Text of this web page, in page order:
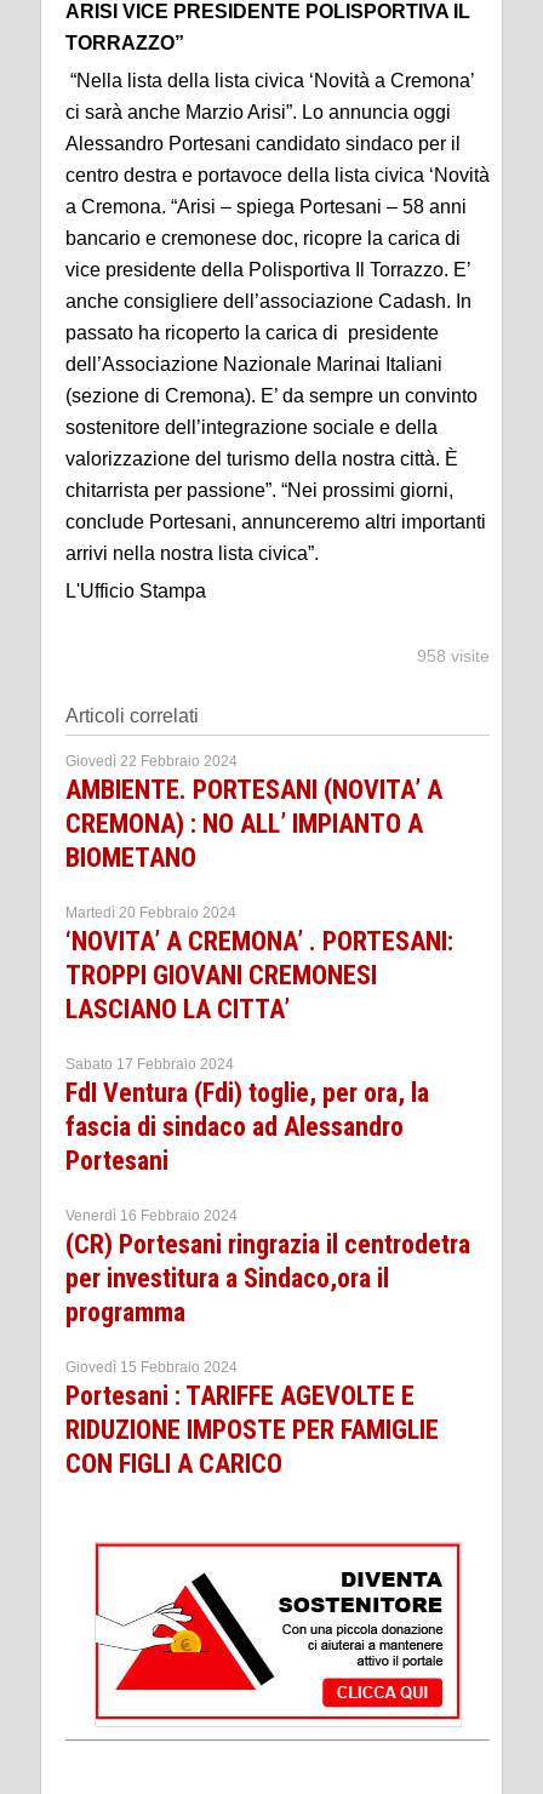
ARISI VICE PRESIDENTE POLISPORTIVA IL
TORRAZZO”
“Nella lista della lista civica ‘Novità a Cremona’
ci sarà anche Marzio Arisi”. Lo annuncia oggi
Alessandro Portesani candidato sindaco per il
centro destra e portavoce della lista civica ‘Novità
a Cremona. “Arisi – spiega Portesani – 58 anni
bancario e cremonese doc, ricopre la carica di
vice presidente della Polisportiva Il Torrazzo. E’
anche consigliere dell’associazione Cadash. In
passato ha ricoperto la carica di presidente
dell’Associazione Nazionale Marinai Italiani
(sezione di Cremona). E’ da sempre un convinto
sostenitore dell’integrazione sociale e della
valorizzazione del turismo della nostra città. È
chitarrista per passione”. “Nei prossimi giorni,
conclude Portesani, annunceremo altri importanti
arrivi nella nostra lista civica”.
L'Ufficio Stampa
958 visite
Articoli correlati
Giovedì 22 Febbraio 2024
AMBIENTE. PORTESANI (NOVITA’ A
CREMONA) : NO ALL’ IMPIANTO A
BIOMETANO
Martedì 20 Febbraio 2024
‘NOVITA’ A CREMONA’ . PORTESANI:
TROPPI GIOVANI CREMONESI
LASCIANO LA CITTA’
Sabato 17 Febbraio 2024
FdI Ventura (Fdi) toglie, per ora, la
fascia di sindaco ad Alessandro
Portesani
Venerdì 16 Febbraio 2024
(CR) Portesani ringrazia il centrodetra
per investitura a Sindaco,ora il
programma
Giovedì 15 Febbraio 2024
Portesani : TARIFFE AGEVOLTE E
RIDUZIONE IMPOSTE PER FAMIGLIE
CON FIGLI A CARICO